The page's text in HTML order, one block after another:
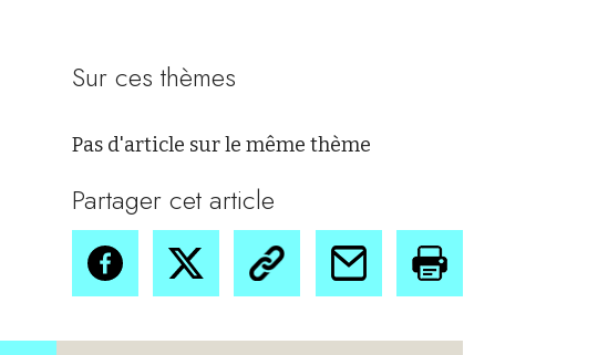
Sur ces thèmes
Pas d'article sur le même thème
Partager cet article